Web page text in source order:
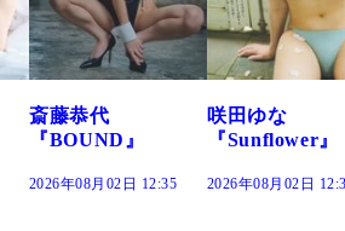
咲田ゆな
『Sunflower』
2026年08月02日 12:30
藤水咲桜『花
だまり』
2026年08月02日